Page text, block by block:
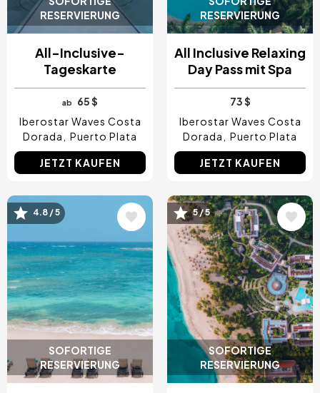
RESERVIERUNG
All-Inclusive-
Tageskarte
ab
65 $
Iberostar Waves Costa
Dorada
Puerto Plata
JETZT KAUFEN
RESERVIERUNG
All Inclusive Relaxing
Day Pass mit Spa
73 $
Iberostar Waves Costa
Dorada
Puerto Plata
JETZT KAUFEN
SOFORTIGE
RESERVIERUNG
Bild4.8 / 5
SOFORTIGE
RESERVIERUNG
Bild5 / 5